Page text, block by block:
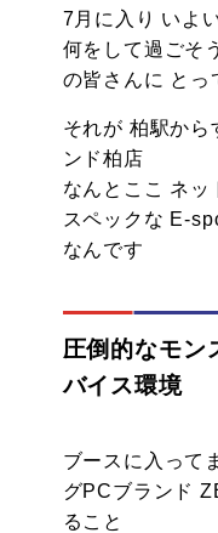
7月に入り いよ
何をして過ごそ
の皆さんに とっ
それが 柏駅から
ンド柏店
なんとここ ネッ
スペックな E-
なんです
圧倒的なモン
バイス環境
ブースに入って
グPCブランド
ること